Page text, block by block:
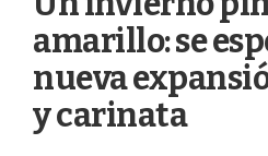
amarillo: se
nueva
y carinata